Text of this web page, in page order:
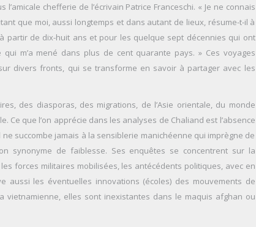
l’amicale chefferie de l’écrivain Patrice Franceschi. « Je ne connais
que moi, aussi longtemps et dans autant de lieux, résume-t-il à
partir de dix-huit ans et pour les quelque sept décennies qui ont
qui m’a mené dans plus de cent quarante pays. » Ces voyages
divers fronts, qui se transforme en savoir à partager avec les
des diasporas, des migrations, de l’Asie orientale, du monde
que l’on apprécie dans les analyses de Chaliand est l’absence
succombe jamais à la sensiblerie manichéenne qui imprègne de
synonyme de faiblesse. Ses enquêtes se concentrent sur la
forces militaires mobilisées, les antécédents politiques, avec en
les éventuelles innovations (écoles) des mouvements de
vietnamienne, elles sont inexistantes dans le maquis afghan ou